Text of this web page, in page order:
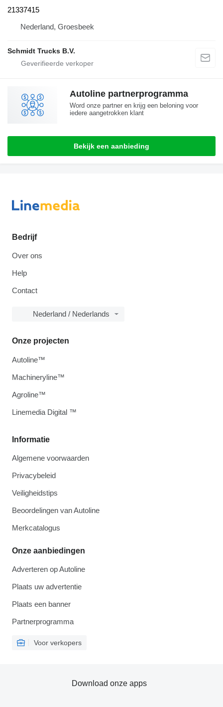
21337415
Nederland, Groesbeek
Schmidt Trucks B.V.
Autoline partnerprogramma
Word onze partner en krijg een beloning voor
iedere aangetrokken klant
Bekijk een aanbieding
Bedrijf
Over ons
Help
Contact
Nederland / Nederlands
Informatie
Algemene voorwaarden
Privacybeleid
Veiligheidstips
Beoordelingen van Autoline
Merkcatalogus
Onze aanbiedingen
Adverteren op Autoline
Plaats uw advertentie
Plaats een banner
Partnerprogramma
Voor verkopers
Onze projecten
Autoline™
Machineryline™
Agroline™
Linemedia Digital ™
Download onze apps